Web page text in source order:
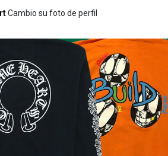
Cambio su foto de perfil